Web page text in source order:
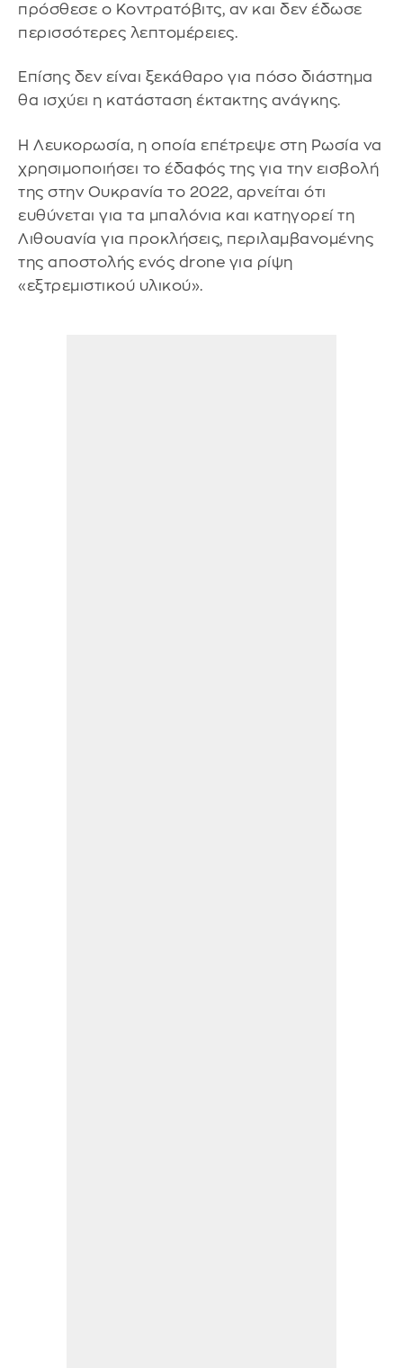
πρόσθεσε ο Κοντρατόβιτς, αν και δεν έδωσε
περισσότερες λεπτομέρειες.
Επίσης δεν είναι ξεκάθαρο για πόσο διάστημα
θα ισχύει η κατάσταση έκτακτης ανάγκης.
Η Λευκορωσία, η οποία επέτρεψε στη Ρωσία να
χρησιμοποιήσει το έδαφός της για την εισβολή
της στην Ουκρανία το 2022, αρνείται ότι
ευθύνεται για τα μπαλόνια και κατηγορεί τη
Λιθουανία για προκλήσεις, περιλαμβανομένης
της αποστολής ενός drone για ρίψη
«εξτρεμιστικού υλικού».